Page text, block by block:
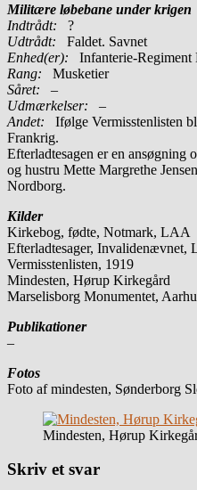
Militære løbebane under krigen
Indtrådt: ?
Udtrådt: Faldet. Savnet
Enhed(er):
Infanterie-
Rang:
Musketier
Såret: –
Udmærkelser: –
Andet: Ifølge Vermisstenlisten
Frankrig.
Efterladtesagen er en ansøgning
og hustru Mette Margrethe
Nordborg.
Kilder
Kirkebog, fødte, Notmark, LAA
Efterladtesager, Invalidenævnet,
Vermisstenlisten, 1919
Mindesten, Hørup Kirkegård
Marselisborg Monumentet,
Publikationer
–
Fotos
Foto af mindesten, Sønderborg
Mindesten, Hørup
Skriv et svar